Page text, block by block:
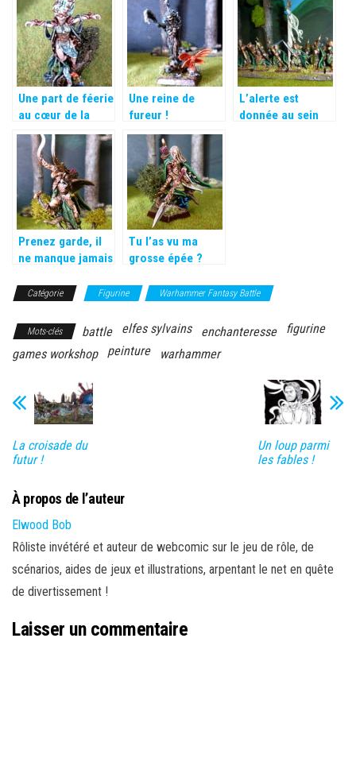
Une part de féerie
au cœur de la
forêt…
Une reine de
fureur !
L’alerte est
donnée au sein
Prenez garde, il
ne manque jamais
Tu l’as vu ma
grosse épée ?
Catégorie Figurine Warhammer Fantasy Battle
Mots-clés battle elfes sylvains enchanteresse
figurine
games workshop
peinture warhammer
La croisade du
futur !
Un loup parmi
les fables !
À propos de l’auteur
Elwood Bob
Rôliste invétéré et auteur de webcomic sur le jeu de rôle, de
scénarios, aides de jeux et illustrations, arpentant le net en quête
de divertissement !
Laisser un commentaire